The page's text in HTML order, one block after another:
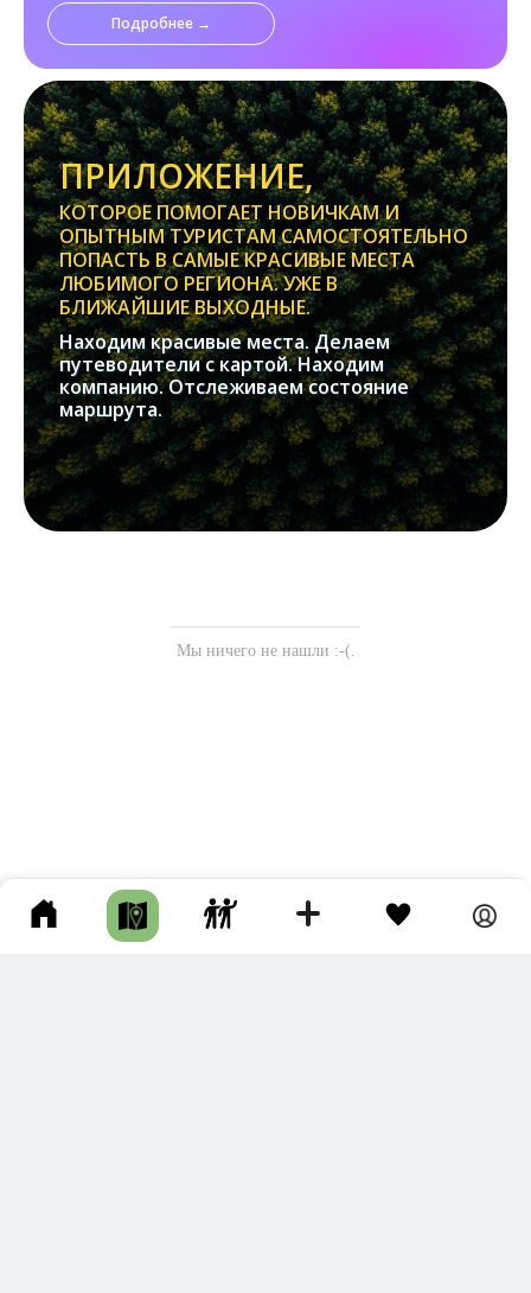
Подробнее →
ПРИЛОЖЕНИЕ,
КОТОРОЕ ПОМОГАЕТ НОВИЧКАМ И
ОПЫТНЫМ ТУРИСТАМ САМОСТОЯТЕЛЬНО
ПОПАСТЬ В САМЫЕ КРАСИВЫЕ МЕСТА
ЛЮБИМОГО РЕГИОНА. УЖЕ В
БЛИЖАЙШИЕ ВЫХОДНЫЕ.
Находим красивые места. Делаем
путеводители с картой. Находим
компанию. Отслеживаем состояние
маршрута.
Мы ничего не нашли :-(.